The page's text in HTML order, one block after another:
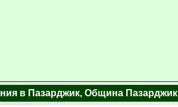
в Пазарджик, Община Пазарджик